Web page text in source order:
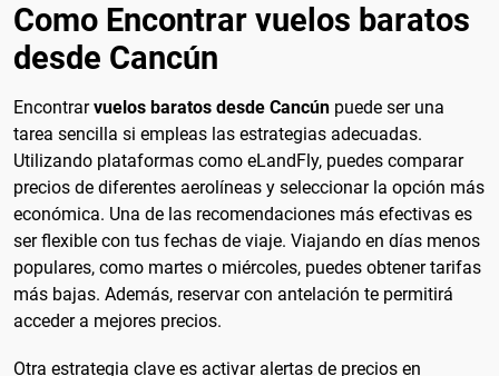
Como Encontrar vuelos baratos
desde Cancún
Encontrarvuelos baratos desde Cancún puede ser una
tarea sencilla si empleas las estrategias adecuadas.
Utilizando plataformas como eLandFly, puedes comparar
precios de diferentes aerolíneas y seleccionar la opción más
económica. Una de las recomendaciones más efectivas es
ser flexible con tus fechas de viaje. Viajando en días menos
populares, como martes o miércoles, puedes obtener tarifas
más bajas. Además, reservar con antelación te permitirá
acceder a mejores precios.
Otra estrategia clave es activar alertas de precios en